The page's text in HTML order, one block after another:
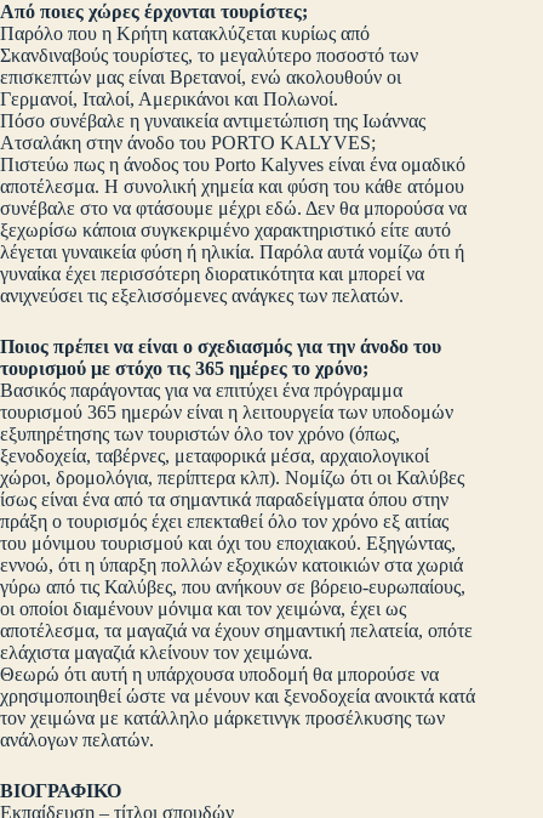
Από ποιες χώρες έρχονται τουρίστες;
Παρόλο που η Κρήτη κατακλύζεται κυρίως από
Σκανδιναβούς τουρίστες, το μεγαλύτερο ποσοστό των
επισκεπτών μας είναι Βρετανοί, ενώ ακολουθούν οι
Γερμανοί, Ιταλοί, Αμερικάνοι και Πολωνοί.
Πόσο συνέβαλε η γυναικεία αντιμετώπιση της Ιωάννας
Ατσαλάκη στην άνοδο του PORTO KALYVES;
Πιστεύω πως η άνοδος του Porto Kalyves είναι ένα ομαδικό
αποτέλεσμα. Η συνολική χημεία και φύση του κάθε ατόμου
συνέβαλε στο να φτάσουμε μέχρι εδώ. Δεν θα μπορούσα να
ξεχωρίσω κάποια συγκεκριμένο χαρακτηριστικό είτε αυτό
λέγεται γυναικεία φύση ή ηλικία. Παρόλα αυτά νομίζω ότι ή
γυναίκα έχει περισσότερη διορατικότητα και μπορεί να
ανιχνεύσει τις εξελισσόμενες ανάγκες των πελατών.
Ποιος πρέπει να είναι ο σχεδιασμός για την άνοδο του
τουρισμού με στόχο τις 365 ημέρες το χρόνο;
Βασικός παράγοντας για να επιτύχει ένα πρόγραμμα
τουρισμού 365 ημερών είναι η λειτουργεία των υποδομών
εξυπηρέτησης των τουριστών όλο τον χρόνο (όπως,
ξενοδοχεία, ταβέρνες, μεταφορικά μέσα, αρχαιολογικοί
χώροι, δρομολόγια, περίπτερα κλπ). Νομίζω ότι οι Καλύβες
ίσως είναι ένα από τα σημαντικά παραδείγματα όπου στην
πράξη ο τουρισμός έχει επεκταθεί όλο τον χρόνο εξ αιτίας
του μόνιμου τουρισμού και όχι του εποχιακού. Εξηγώντας,
εννοώ, ότι η ύπαρξη πολλών εξοχικών κατοικιών στα χωριά
γύρω από τις Καλύβες, που ανήκουν σε βόρειο-ευρωπαίους,
οι οποίοι διαμένουν μόνιμα και τον χειμώνα, έχει ως
αποτέλεσμα, τα μαγαζιά να έχουν σημαντική πελατεία, οπότε
ελάχιστα μαγαζιά κλείνουν τον χειμώνα.
Θεωρώ ότι αυτή η υπάρχουσα υποδομή θα μπορούσε να
χρησιμοποιηθεί ώστε να μένουν και ξενοδοχεία ανοικτά κατά
τον χειμώνα με κατάλληλο μάρκετινγκ προσέλκυσης των
ανάλογων πελατών.
ΒΙΟΓΡΑΦΙΚΟ
Εκπαίδευση – τίτλοι σπουδών